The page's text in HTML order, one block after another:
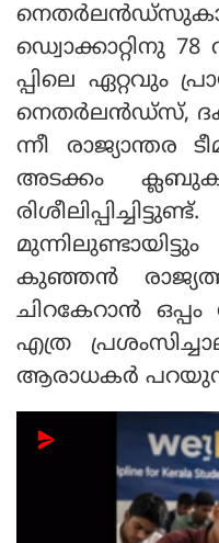
പ്പിലെ ഏറ്റവും
നെതർലൻഡ്‌സ്,
ന്നീ രാജ്യാന്തര
അടക്കം
കുഞ്ഞൻ
ചിറകേറാൻ ഒപ്പം
എത്ര
ആരാധകർ